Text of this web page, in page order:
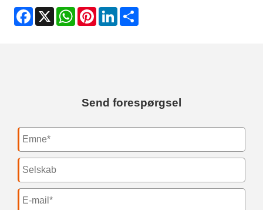
Facebook
X WhatsApp
PinterestLinkedIn
Send forespørgsel